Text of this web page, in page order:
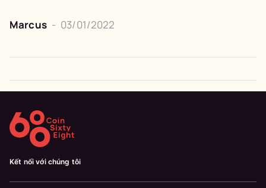
Marcus - 03/01/2022
Kết nối với chúng tôi